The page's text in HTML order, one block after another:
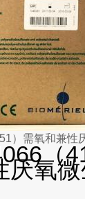
）需氧和兼性
（
厌氧